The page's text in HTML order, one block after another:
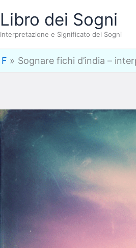
Libro dei Sogni
Interpretazione e Significato dei Sogni
F Sognare fichi d’india –